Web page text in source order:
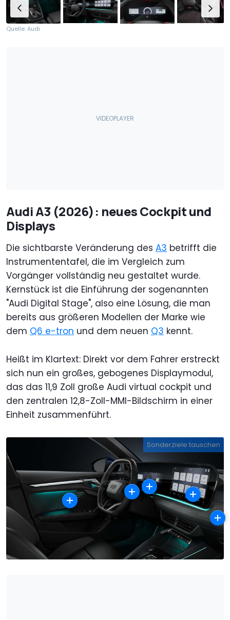
Quelle: Audi
Audi A3 (2026): neues Cockpit und
Displays
Die sichtbarste Veränderung des A3 betrifft die
Instrumententafel, die im Vergleich zum
Vorgänger vollständig neu gestaltet wurde.
Kernstück ist die Einführung der sogenannten
"Audi Digital Stage", also eine Lösung, die man
bereits aus größeren Modellen der Marke wie
dem Q6 e-tron und dem neuen Q3 kennt.
Heißt im Klartext: Direkt vor dem Fahrer erstreckt
sich nun ein großes, gebogenes Displaymodul,
das das 11,9 Zoll große Audi virtual cockpit und
den zentralen 12,8-Zoll-MMI-Bildschirm in einer
Einheit zusammenführt.
Sonderziele tauschen